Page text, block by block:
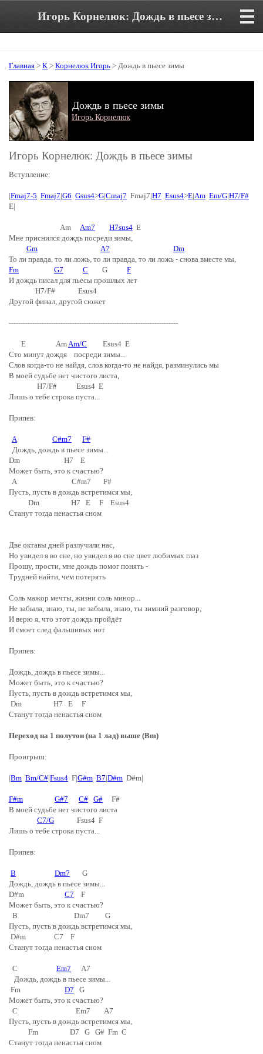
Игорь Корнелюк: Дождь в пьесе зимы. Аккорды и текст песни
Главная > К > Корнелюк Игорь > Дождь в пьесе зимы
Дождь в пьесе зимы
Игорь Корнелюк
Игорь Корнелюк: Дождь в пьесе зимы
Вступление:
|Fmaj7-5 Fmaj7|G6 Gsus4>G|Cmaj7 Fmaj7|H7 Esus4>E|Am Em/G|H7/F#
E|
Am Am7 H7sus4 E
Мне приснился дождь посреди зимы,
Gm
A7
Dm
То ли правда, то ли ложь, то ли правда, то ли ложь - снова вместе мы,
Fm
G7 C G F
И дождь писал для пьесы прошлых лет
H7/F# Esus4
Другой финал, другой сюжет
------------------------------------------------------------------------
E AmAm/C Esus4 E
Сто минут дождя посреди зимы...
Слов когда-то не найдя, слов когда-то не найдя, разминулись мы
В моей судьбе нет чистого листа,
H7/F# Esus4 E
Лишь о тебе строка пуста...
Припев:
A C#m7
F#
Дождь, дождь в пьесе зимы...
Dm H7 E
Может быть, это к счастью?
A C#m7 F#
Пусть, пусть в дождь встретимся мы,
Dm H7 E F Esus4
Станут тогда ненастья сном
Две октавы дней разлучили нас,
Но увидел я во сне, но увидел я во сне цвет любимых глаз
Прошу, прости, мне дождь помог понять -
Трудней найти, чем потерять
Соль мажор мечты, жизни соль минор...
Не забыла, знаю, ты, не забыла, знаю, ты зимний разговор,
И верю я, что этот дождь пройдёт
И смоет след фальшивых нот
Припев:
Дождь, дождь в пьесе зимы...
Может быть, это к счастью?
Пусть, пусть в дождь встретимся мы,
Dm H7 E F
Станут тогда ненастья сном
Переход на 1 полутон (на 1 лад) выше (Bm)
Проигрыш:
|Bm Bm/C#|Fsus4 F|G#m B7|D#m D#m|
F#m G#7 C# G# F#
В моей судьбе нет чистого листа
C7/G Fsus4 F
Лишь о тебе строка пуста...
Припев:
B Dm7 G
Дождь, дождь в пьесе зимы...
D#m C7 F
Может быть, это к счастью?
B Dm7 G
Пусть, пусть в дождь встретимся мы,
D#m C7 F
Станут тогда ненастья сном
C Em7 A7
Дождь, дождь в пьесе зимы...
Fm D7 G
Может быть, это к счастью?
C Em7 A7
Пусть, пусть в дождь встретимся мы,
Fm D7 G G# Fm C
Станут тогда ненастья сном